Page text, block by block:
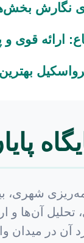
تحلیل آن‌ها
آن در میدان